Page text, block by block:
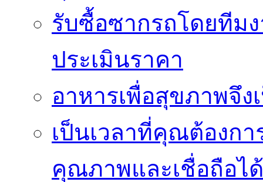
รับซื้อซากรถโดยทีม
ประเมินราคา
อาหารเพื่อสุขภาพจึ
เป็นเวลาที่คุณต้องก
คุณภาพและเชื่อถือได้